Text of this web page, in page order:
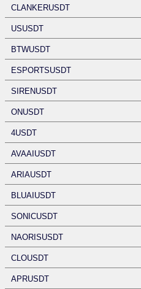
CLANKERUSDT
USUSDT
BTWUSDT
ESPORTSUSDT
SIRENUSDT
ONUSDT
4USDT
AVAAIUSDT
ARIAUSDT
BLUAIUSDT
SONICUSDT
NAORISUSDT
CLOUSDT
APRUSDT